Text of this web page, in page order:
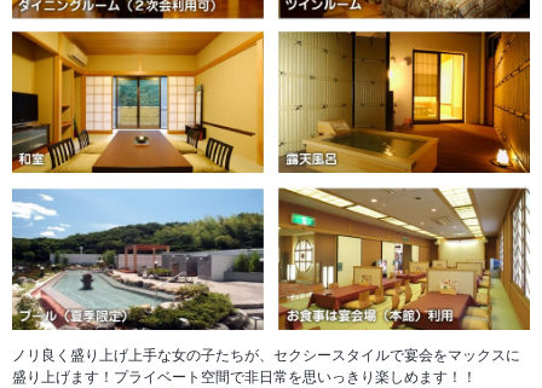
ノリ良く盛り上げ上手な女の子たちが、セクシースタイルで宴会をマックスに
盛り上げます！プライベート空間で非日常を思いっきり楽しめます！！